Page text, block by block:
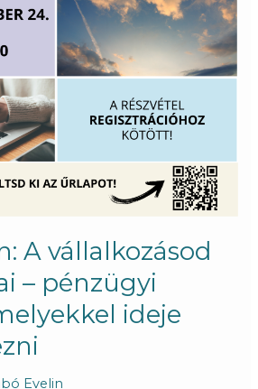
A vállalkozásod
– pénzügyi
ideje
Evelin